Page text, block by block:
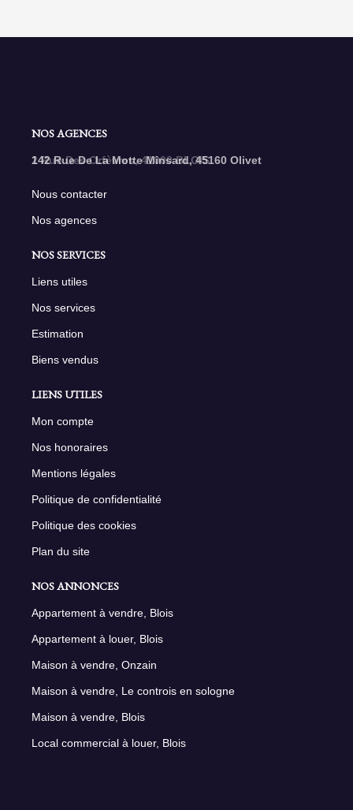
NOS AGENCES
142 Rue De La Motte Minsard, 45160 Olivet
Nous contacter
Nos agences
NOS SERVICES
Liens utiles
Nos services
Estimation
Biens vendus
LIENS UTILES
Mon compte
Nos honoraires
Mentions légales
Politique de confidentialité
Politique des cookies
Plan du site
NOS ANNONCES
Appartement à vendre, Blois
Appartement à louer, Blois
Maison à vendre, Onzain
Maison à vendre, Le controis en sologne
Maison à vendre, Blois
Local commercial à louer, Blois